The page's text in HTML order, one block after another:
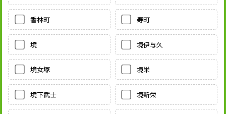
香林町 寿町
境 境伊与久
境女塚 境栄
境下武士 境新栄